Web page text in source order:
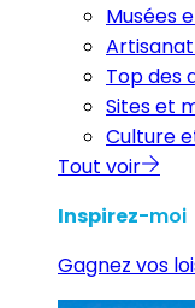
Musées
Top des
Sites et
Culture
Tout voir
Inspirez-moi
Gagnez vos